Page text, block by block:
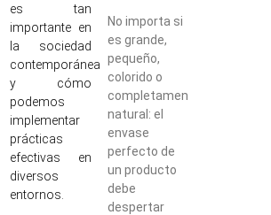
es tan
importante en
la sociedad
contemporánea
y cómo
podemos
implementar
prácticas
efectivas en
diversos
entornos.
No importa si
es grande,
pequeño,
colorido o
completamente
natural: el
envase
perfecto de
un producto
debe
despertar